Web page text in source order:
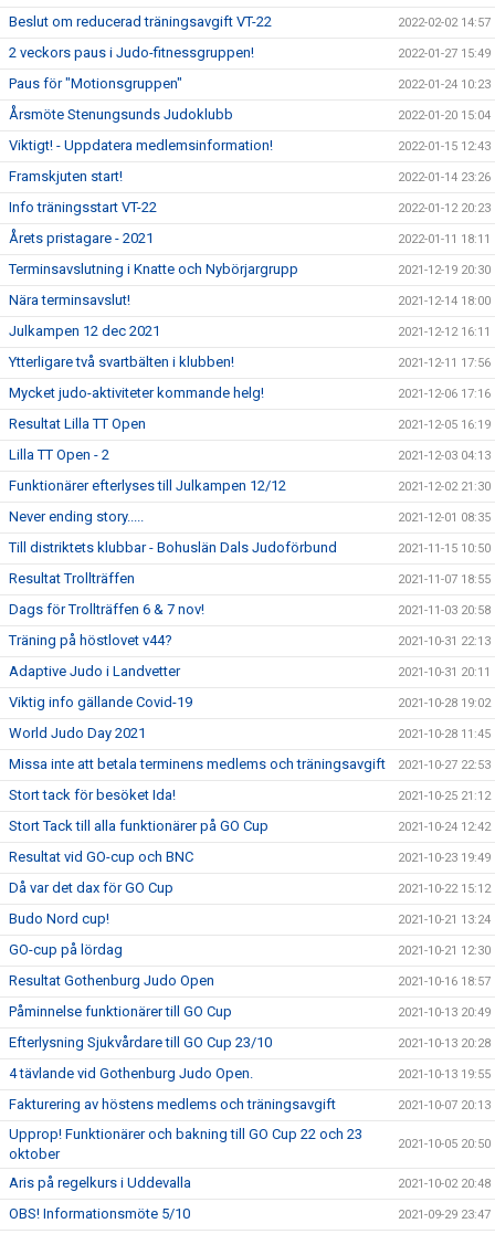
Beslut om reducerad träningsavgift VT-22 2022-02-02 14:57
2 veckors paus i Judo-fitnessgruppen! 2022-01-27 15:49
Paus för "Motionsgruppen" 2022-01-24 10:23
Årsmöte Stenungsunds Judoklubb 2022-01-20 15:04
Viktigt! - Uppdatera medlemsinformation! 2022-01-15 12:43
Framskjuten start! 2022-01-14 23:26
Info träningsstart VT-22 2022-01-12 20:23
Årets pristagare - 2021 2022-01-11 18:11
Terminsavslutning i Knatte och Nybörjargrupp 2021-12-19 20:30
Nära terminsavslut! 2021-12-14 18:00
Julkampen 12 dec 2021 2021-12-12 16:11
Ytterligare två svartbälten i klubben! 2021-12-11 17:56
Mycket judo-aktiviteter kommande helg! 2021-12-06 17:16
Resultat Lilla TT Open 2021-12-05 16:19
Lilla TT Open - 2 2021-12-03 04:13
Funktionärer efterlyses till Julkampen 12/12 2021-12-02 21:30
Never ending story..... 2021-12-01 08:35
Till distriktets klubbar - Bohuslän Dals Judoförbund 2021-11-15 10:50
Resultat Trollträffen 2021-11-07 18:55
Dags för Trollträffen 6 & 7 nov! 2021-11-03 20:58
Träning på höstlovet v44? 2021-10-31 22:13
Adaptive Judo i Landvetter 2021-10-31 20:11
Viktig info gällande Covid-19 2021-10-28 19:02
World Judo Day 2021 2021-10-28 11:45
Missa inte att betala terminens medlems och träningsavgift 2021-10-27 22:53
Stort tack för besöket Ida! 2021-10-25 21:12
Stort Tack till alla funktionärer på GO Cup 2021-10-24 12:42
Resultat vid GO-cup och BNC 2021-10-23 19:49
Då var det dax för GO Cup 2021-10-22 15:12
Budo Nord cup! 2021-10-21 13:24
GO-cup på lördag 2021-10-21 12:30
Resultat Gothenburg Judo Open 2021-10-16 18:57
Påminnelse funktionärer till GO Cup 2021-10-13 20:49
Efterlysning Sjukvårdare till GO Cup 23/10 2021-10-13 20:28
4 tävlande vid Gothenburg Judo Open. 2021-10-13 19:55
Fakturering av höstens medlems och träningsavgift 2021-10-07 20:13
Upprop! Funktionärer och bakning till GO Cup 22 och 23
oktober
2021-10-05 20:50
Aris på regelkurs i Uddevalla 2021-10-02 20:48
OBS! Informationsmöte 5/10 2021-09-29 23:47